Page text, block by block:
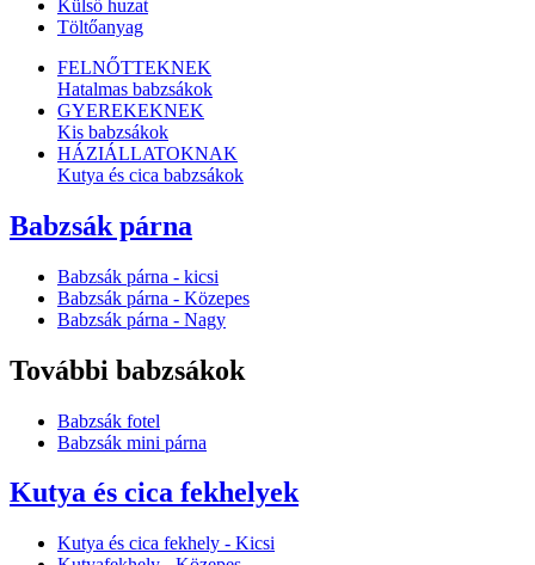
Külső huzat
Töltőanyag
FELNŐTTEKNEK
Hatalmas babzsákok
GYEREKEKNEK
Kis babzsákok
HÁZIÁLLATOKNAK
Kutya és cica babzsákok
Babzsák párna
Babzsák párna - kicsi
Babzsák párna - Közepes
Babzsák párna - Nagy
További babzsákok
Babzsák fotel
Babzsák mini párna
Kutya és cica fekhelyek
Kutya és cica fekhely - Kicsi